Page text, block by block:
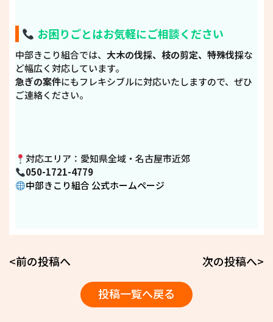
お困りごとはお気軽にご相談ください
中部きこり組合では、 大木の伐採、枝の剪定、特殊伐採な
ど幅広く対応しています。
急ぎの案件にもフレキシブルに対応いたしますので、ぜひ
ご連絡ください。
対応エリア：愛知県全域・名古屋市近郊
050-1721-4779
中部きこり組合 公式ホームページ
<前の投稿へ
投稿一覧へ戻る
次の投稿へ>